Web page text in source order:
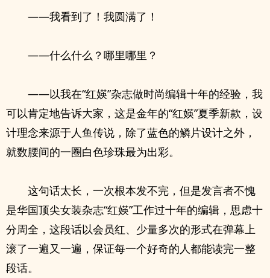
——我看到了！我圆满了！
——什么什么？哪里哪里？
——以我在“红媖”杂志做时尚编辑十年的经验，我
可以肯定地告诉大家，这是金年的“红媖”夏季新款，设
计理念来源于人鱼传说，除了蓝色的鳞片设计之外，
就数腰间的一圈白色珍珠最为出彩。
这句话太长，一次根本发不完，但是发言者不愧
是华国顶尖女装杂志“红媖”工作过十年的编辑，思虑十
分周全，这段话以会员红、少量多次的形式在弹幕上
滚了一遍又一遍，保证每一个好奇的人都能读完一整
段话。